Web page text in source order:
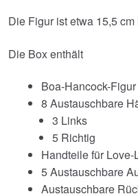
Die Figur ist etwa 15,5 cm
Die Box enthält
Boa-Hancock-Figur
8 Austauschbare
3 Links
5 Richtig
Handteile für
5 Austauschbare
Austauschbare